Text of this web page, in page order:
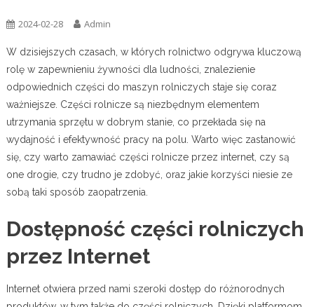
2024-02-28 Admin
W dzisiejszych czasach, w których rolnictwo odgrywa kluczową
rolę w zapewnieniu żywności dla ludności, znalezienie
odpowiednich części do maszyn rolniczych staje się coraz
ważniejsze. Części rolnicze są niezbędnym elementem
utrzymania sprzętu w dobrym stanie, co przekłada się na
wydajność i efektywność pracy na polu. Warto więc zastanowić
się, czy warto zamawiać części rolnicze przez internet, czy są
one drogie, czy trudno je zdobyć, oraz jakie korzyści niesie ze
sobą taki sposób zaopatrzenia.
Dostępność części rolniczych
przez Internet
Internet otwiera przed nami szeroki dostęp do różnorodnych